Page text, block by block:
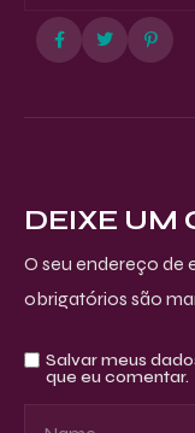
DEIXE UM
O seu endereço de
obrigatórios são
Salvar meus
que eu comentar.